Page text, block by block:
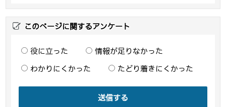
このページに関するアンケート
役に立った 情報が足りなかった
わかりにくかった たどり着きにくかった
送信する